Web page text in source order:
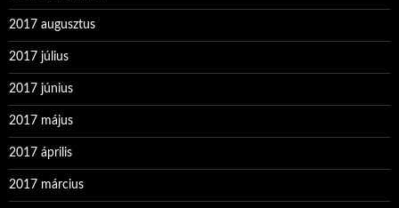
2017 augusztus
2017 július
2017 június
2017 május
2017 április
2017 március